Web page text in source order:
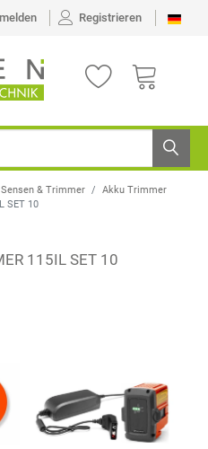
Registrieren
Sensen & Trimmer
Akku Trimmer
SET 10
115IL SET 10